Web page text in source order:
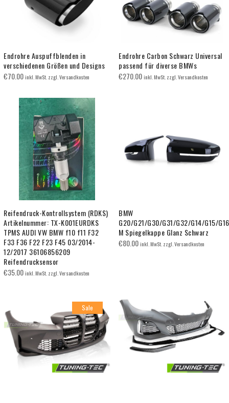
Endrohre Auspuffblenden in
verschiedenen Größen und Designs
€70.00inkl. MwSt. zzgl. Versandkosten
Endrohre Carbon Schwarz Universal
passend für diverse BMWs
€270.00inkl. MwSt. zzgl. Versandkosten
Reifendruck-Kontrollsystem (RDKS)
Artikelnummer: TX-K001EURDKS
TPMS AUDI VW BMW f10 f11 F32
F33 F36 F22 F23 F45 03/2014-
12/2017 36106856209
Reifendrucksensor
€35.00inkl. MwSt. zzgl. Versandkosten
BMW
G20/G21/G30/G31/G32/G14/G15/
M Spiegelkappe Glanz Schwarz
€80.00inkl. MwSt. zzgl. Versandkosten
Sale